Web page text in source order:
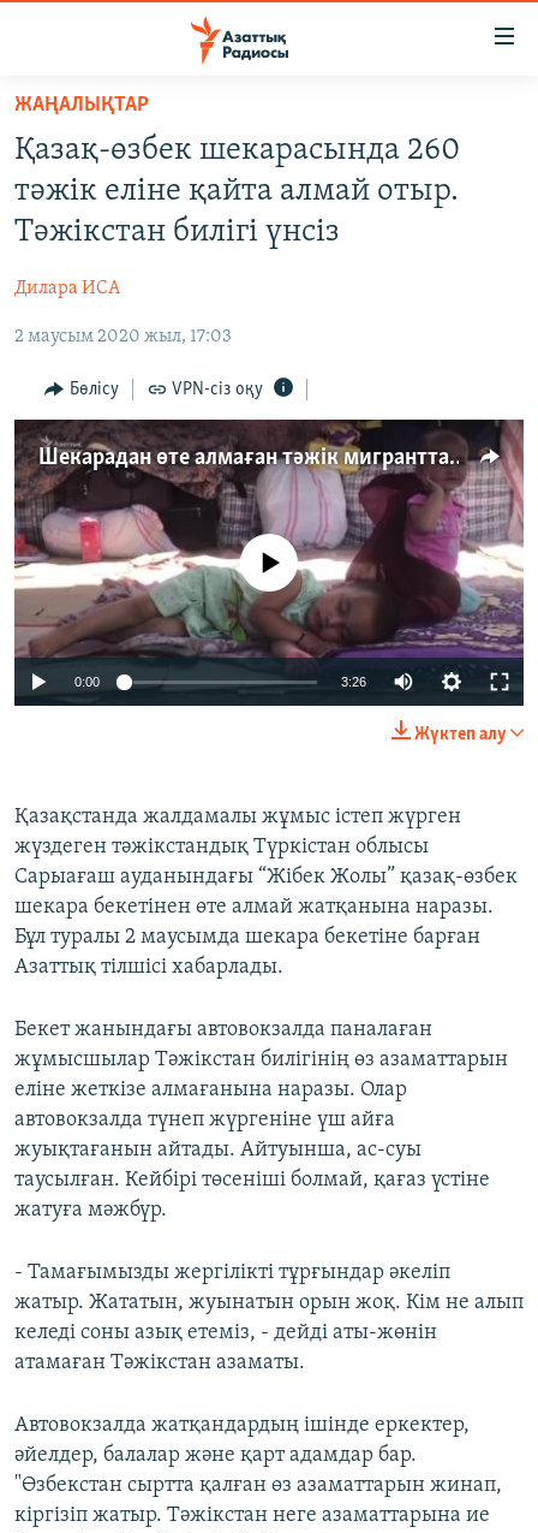
Skip
main
content
Skip
main
Navigation
Skip
Search
ЖАҢАЛЫҚТАР
САЯСАТ
AZATTYQTV
АДАМ ҚҰҚЫҚТАРЫ
ӘЛЕУМЕТ
ӘЛЕМ
АРНАЙЫ ЖОБАЛАР
Русский
ЖАЗЫЛЫҢЫЗ
Басқа тілдерде
ЖАҢАЛЫҚТАР
Қазақ-өзбек шекарасында 260
тәжік еліне қайта алмай отыр.
Тәжікстан билігі үнсіз
Дилара ИСА
2 маусым 2020 жыл, 17:03
Бөлісу VPN-сіз оқу
Шекарадан өте алмаған тәжік мигранттары қазақ вокзалын паналап отыр
Auto 270p 360p 480p
1080p
No media source currently available
0:00 3:26
1080p
Жүктеп алу
Қазақстанда жалдамалы жұмыс істеп жүрген
жүздеген тәжікстандық Түркістан облысы
Сарыағаш ауданындағы “Жібек Жолы” қазақ-өзбек
шекара бекетінен өте алмай жатқанына наразы.
Бұл туралы 2 маусымда шекара бекетіне барған
Азаттық тілшісі хабарлады.
Бекет жанындағы автовокзалда паналаған
жұмысшылар Тәжікстан билігінің өз азаматтарын
еліне жеткізе алмағанына наразы. Олар
автовокзалда түнеп жүргеніне үш айға
жуықтағанын айтады. Айтуынша, ас-суы
таусылған. Кейбірі төсеніші болмай, қағаз үстіне
жатуға мәжбүр.
- Тамағымызды жергілікті тұрғындар әкеліп
жатыр. Жататын, жуынатын орын жоқ. Кім не алып
келеді соны азық етеміз, - дейді аты-жөнін
атамаған Тәжікстан азаматы.
Автовокзалда жатқандардың ішінде еркектер,
әйелдер, балалар және қарт адамдар бар.
"Өзбекстан сыртта қалған өз азаматтарын жинап,
кіргізіп жатыр. Тәжікстан неге азаматтарына ие